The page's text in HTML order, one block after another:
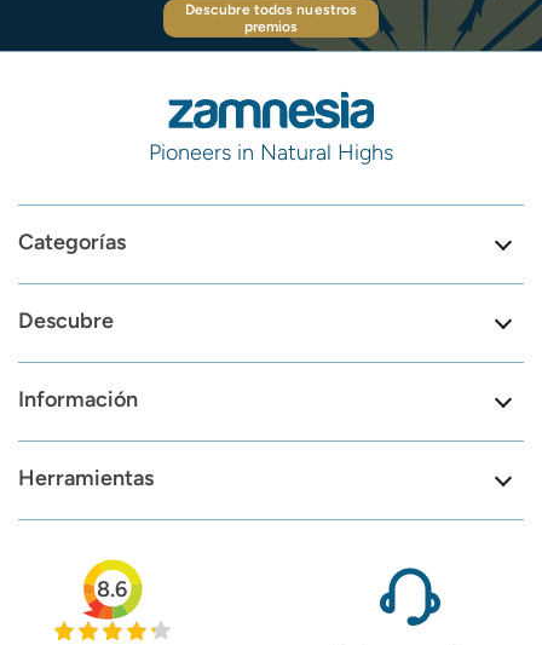
Descubre todos nuestros
premios
Pioneers in Natural Highs
Categorías
Descubre
Información
Herramientas
8.6